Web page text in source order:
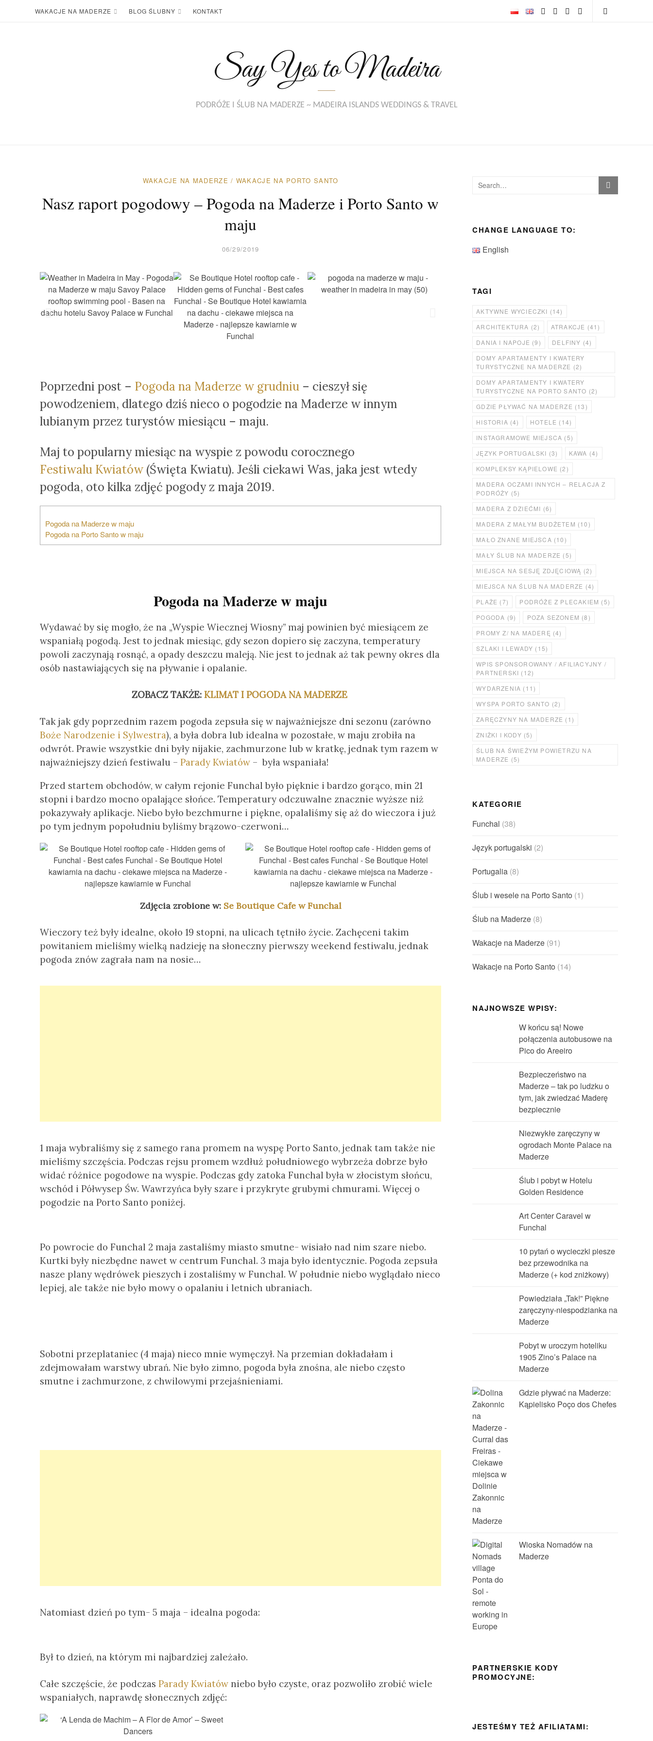
WAKACJE NA MADERZE BLOG ŚLUBNY KONTAKT
Say Yes to Madeira
PODRÓŻE I ŚLUB NA MADERZE ~ MADEIRA ISLANDS WEDDINGS & TRAVEL
WAKACJE NA MADERZE / WAKACJE NA PORTO SANTO
Nasz raport pogodowy – Pogoda na Maderze i Porto Santo w
maju
06/29/2019
Poprzedni post – Pogoda na Maderze w grudniu – cieszył się
powodzeniem, dlatego dziś nieco o pogodzie na Maderze w innym
lubianym przez turystów miesiącu – maju.
Maj to popularny miesiąc na wyspie z powodu corocznego
Festiwalu Kwiatów(Święta Kwiatu). Jeśli ciekawi Was, jaka jest wtedy
pogoda, oto kilka zdjęć pogody z maja 2019.
Pogoda na Maderze w maju
Pogoda na Porto Santo w maju
Pogoda na Maderze w maju
Wydawać by się mogło, że na „Wyspie Wiecznej Wiosny” maj powinien być miesiącem ze
wspaniałą pogodą. Jest to jednak miesiąc, gdy sezon dopiero się zaczyna, temperatury
powoli zaczynają rosnąć, a opady deszczu maleją. Nie jest to jednak aż tak pewny okres dla
osób nastawiających się na pływanie i opalanie.
ZOBACZ TAKŻE: KLIMAT I POGODA NA MADERZE
Tak jak gdy poprzednim razem pogoda zepsuła się w najważniejsze dni sezonu (zarówno
Boże Narodzenie i Sylwestra), a była dobra lub idealna w pozostałe, w maju zrobiła na
odwrót. Prawie wszystkie dni były nijakie, zachmurzone lub w kratkę, jednak tym razem w
najważniejszy dzień festiwalu – Parady Kwiatów – była wspaniała!
Przed startem obchodów, w całym rejonie Funchal było pięknie i bardzo gorąco, min 21
stopni i bardzo mocno opalające słońce. Temperatury odczuwalne znacznie wyższe niż
pokazywały aplikacje. Niebo było bezchmurne i piękne, opalaliśmy się aż do wieczora i już
po tym jednym popołudniu byliśmy brązowo-czerwoni…
Zdjęcia zrobione w: Se Boutique Cafe w Funchal
Wieczory też były idealne, około 19 stopni, na ulicach tętniło życie. Zachęceni takim
powitaniem mieliśmy wielką nadzieję na słoneczny pierwszy weekend festiwalu, jednak
pogoda znów zagrała nam na nosie…
1 maja wybraliśmy się z samego rana promem na wyspę Porto Santo, jednak tam także nie
mieliśmy szczęścia. Podczas rejsu promem wzdłuż południowego wybrzeża dobrze było
widać różnice pogodowe na wyspie. Podczas gdy zatoka Funchal była w złocistym słońcu,
wschód i Półwysep Św. Wawrzyńca były szare i przykryte grubymi chmurami. Więcej o
pogodzie na Porto Santo poniżej.
Po powrocie do Funchal 2 maja zastaliśmy miasto smutne- wisiało nad nim szare niebo.
Kurtki były niezbędne nawet w centrum Funchal. 3 maja było identycznie. Pogoda zepsuła
nasze plany wędrówek pieszych i zostaliśmy w Funchal. W południe niebo wyglądało nieco
lepiej, ale także nie było mowy o opalaniu i letnich ubraniach.
Sobotni przeplataniec (4 maja) nieco mnie wymęczył. Na przemian dokładałam i
zdejmowałam warstwy ubrań. Nie było zimno, pogoda była znośna, ale niebo często
smutne i zachmurzone, z chwilowymi przejaśnieniami.
Natomiast dzień po tym- 5 maja – idealna pogoda:
Był to dzień, na którym mi najbardziej zależało.
Całe szczęście, że podczas Parady Kwiatów niebo było czyste, oraz pozwoliło zrobić wiele
wspaniałych, naprawdę słonecznych zdjęć:
CHANGE LANGUAGE TO:
English
TAGI
AKTYWNE WYCIECZKI (14)
ARCHITEKTURA (2) ATRAKCJE (41)
DANIA I NAPOJE (9) DELFINY (4)
DOMY APARTAMENTY I KWATERY
TURYSTYCZNE NA MADERZE (2)
DOMY APARTAMENTY I KWATERY
TURYSTYCZNE NA PORTO SANTO (2)
GDZIE PŁYWAĆ NA MADERZE (13)
HISTORIA (4) HOTELE (14)
INSTAGRAMOWE MIEJSCA (5)
JĘZYK PORTUGALSKI (3) KAWA (4)
KOMPLEKSY KĄPIELOWE (2)
MADERA OCZAMI INNYCH – RELACJA Z
PODRÓŻY (5)
MADERA Z DZIEĆMI (6)
MADERA Z MAŁYM BUDŻETEM (10)
MAŁO ZNANE MIEJSCA (10)
MAŁY ŚLUB NA MADERZE (5)
MIEJSCA NA SESJĘ ZDJĘCIOWĄ (2)
MIEJSCA NA ŚLUB NA MADERZE (4)
PLAŻE (7) PODRÓŻE Z PLECAKIEM (5)
POGODA (9) POZA SEZONEM (8)
PROMY Z/ NA MADERĘ (4)
SZLAKI I LEWADY (15)
WPIS SPONSOROWANY / AFILIACYJNY /
PARTNERSKI (12)
WYDARZENIA (11)
WYSPA PORTO SANTO (2)
ZARĘCZYNY NA MADERZE (1)
ZNIŻKI I KODY (5)
ŚLUB NA ŚWIEŻYM POWIETRZU NA
MADERZE (5)
KATEGORIE
Funchal (38)
Język portugalski (2)
Portugalia (8)
Ślub i wesele na Porto Santo (1)
Ślub na Maderze (8)
Wakacje na Maderze (91)
Wakacje na Porto Santo (14)
NAJNOWSZE WPISY:
W końcu są! Nowe
połączenia autobusowe na
Pico do Areeiro
Bezpieczeństwo na
Maderze – tak po ludzku o
tym, jak zwiedzać Maderę
bezpiecznie
Niezwykłe zaręczyny w
ogrodach Monte Palace na
Maderze
Ślub i pobyt w Hotelu
Golden Residence
Art Center Caravel w
Funchal
10 pytań o wycieczki piesze
bez przewodnika na
Maderze (+ kod zniżkowy)
Powiedziała „Tak!” Piękne
zaręczyny-niespodzianka na
Maderze
Pobyt w uroczym hoteliku
1905 Zino’s Palace na
Maderze
Gdzie pływać na Maderze:
Kąpielisko Poço dos Chefes
Wioska Nomadów na
Maderze
PARTNERSKIE KODY
PROMOCYJNE:
JESTEŚMY TEŻ AFILIATAMI: